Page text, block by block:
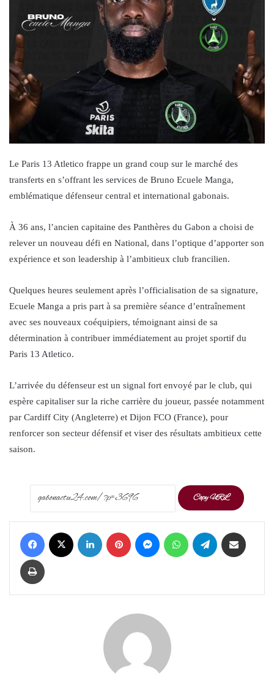
Le Paris 13 Atletico frappe un grand coup sur le marché des
transferts en s’offrant les services de Bruno Ecuele Manga,
emblématique défenseur central et international gabonais.
À 36 ans, l’ancien capitaine des Panthères du Gabon a choisi de
relever un nouveau défi en National, dans l’optique d’apporter son
expérience et son leadership à l’ambitieux club francilien.
Quelques heures seulement après l’officialisation de sa signature,
Ecuele Manga a pris part à sa première séance d’entraînement
avec ses nouveaux coéquipiers, témoignant ainsi de sa
détermination à contribuer immédiatement au projet sportif du
Paris 13 Atletico.
L’arrivée du défenseur est un signal fort envoyé par le club, qui
espère capitaliser sur la riche carrière du joueur, passée notamment
par Cardiff City (Angleterre) et Dijon FCO (France), pour
renforcer son secteur défensif et viser des résultats ambitieux cette
saison.
Copy URL
Facebook LinkedIn Pinterest Messenger WhatsApp Telegram
Print